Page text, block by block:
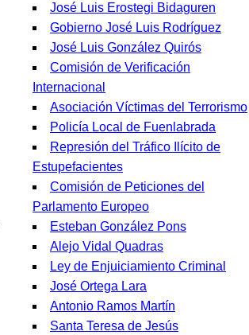
José Luis Erostegi Bidaguren
Gobierno José Luis Rodríguez
José Luis González Quirós
Comisión de Verificación
Internacional
Asociación Víctimas del Terrorismo
Policía Local de Fuenlabrada
Represión del Tráfico Ilícito de
Estupefacientes
Comisión de Peticiones del
Parlamento Europeo
Esteban González Pons
Alejo Vidal Quadras
Ley de Enjuiciamiento Criminal
José Ortega Lara
Antonio Ramos Martín
Santa Teresa de Jesús